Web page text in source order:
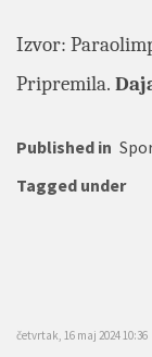
Izvor:
Pripremila.
Published in
Tagged under
četvrtak, 16 maj 2024 10:36